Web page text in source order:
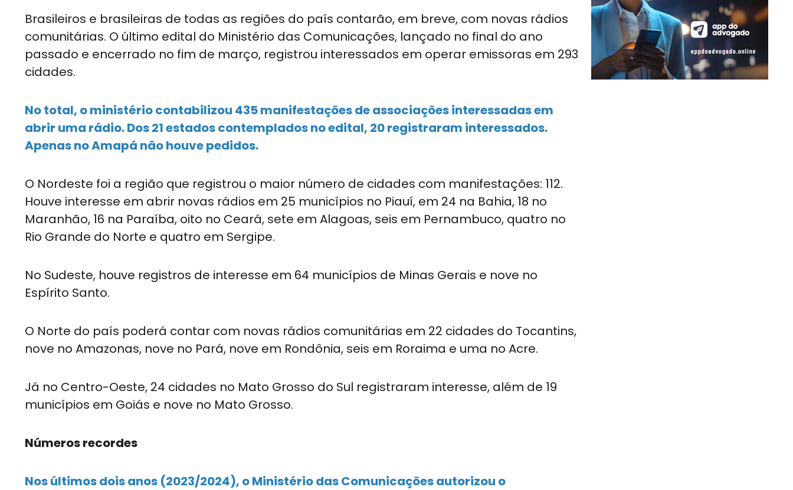
Brasileiros e brasileiras de todas as regiões do país contarão, em breve, com novas rádios
comunitárias. O último edital do Ministério das Comunicações, lançado no final do ano
passado e encerrado no fim de março, registrou interessados em operar emissoras em 293
cidades.
No total, o ministério contabilizou 435 manifestações de associações interessadas em
abrir uma rádio. Dos 21 estados contemplados no edital, 20 registraram interessados.
Apenas no Amapá não houve pedidos.
O Nordeste foi a região que registrou o maior número de cidades com manifestações: 112.
Houve interesse em abrir novas rádios em 25 municípios no Piauí, em 24 na Bahia, 18 no
Maranhão, 16 na Paraíba, oito no Ceará, sete em Alagoas, seis em Pernambuco, quatro no
Rio Grande do Norte e quatro em Sergipe.
No Sudeste, houve registros de interesse em 64 municípios de Minas Gerais e nove no
Espírito Santo.
O Norte do país poderá contar com novas rádios comunitárias em 22 cidades do Tocantins,
nove no Amazonas, nove no Pará, nove em Rondônia, seis em Roraima e uma no Acre.
Já no Centro-Oeste, 24 cidades no Mato Grosso do Sul registraram interesse, além de 19
municípios em Goiás e nove no Mato Grosso.
Números recordes
Nos últimos dois anos (2023/2024), o Ministério das Comunicações autorizou o